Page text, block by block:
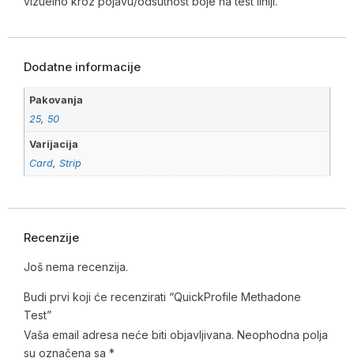
Dodatne informacije
Pakovanja
25,50
Varijacija
Card,Strip
Recenzije
Još nema recenzija.
Budi prvi koji će recenzirati “QuickProfile Methadone
Test”
Vaša email adresa neće biti objavljivana. Neophodna polja
su označena sa *